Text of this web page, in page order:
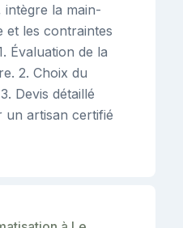
intègre la main-
les contraintes
Évaluation de la
2. Choix du
Devis détaillé
un artisan certifié